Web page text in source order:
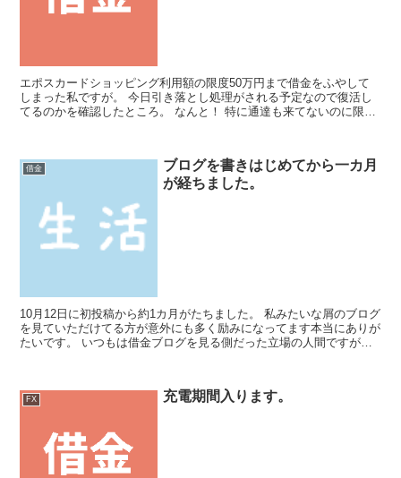
エポスカードショッピング利用額の限度50万円まで借金をふやして
しまった私ですが。 今日引き落とし処理がされる予定なので復活し
てるのかを確認したところ。 なんと！ 特に通達も来てないのに限度
借金
ブログを書きはじめてから一カ月
が経ちました。
10月12日に初投稿から約1カ月がたちました。 私みたいな屑のブログ
を見ていただけてる方が意外にも多く励みになってます本当にありが
たいです。 いつもは借金ブログを見る側だった立場の人間ですがい
FX 充電期間入ります。